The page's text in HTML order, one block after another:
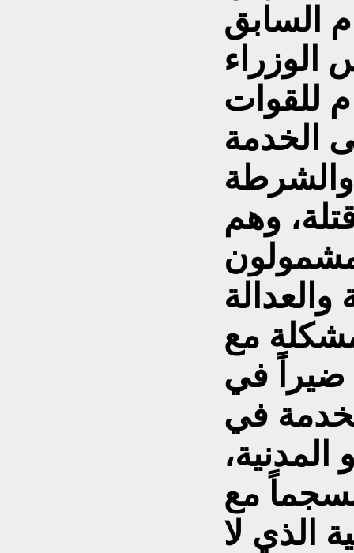
الوزراء
للقوات
الخدمة
وهم
مع
ضيراً في
في
مع
الذي لا